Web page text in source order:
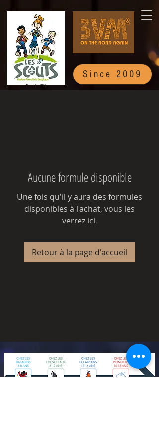
Since 2009
Aucune formule disponible
Une fois qu'il y aura des formules
disponibles à l'achat, vous les
verrez ici.
Retour à la page d'accueil